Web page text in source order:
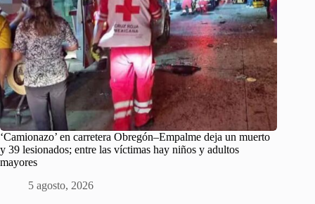
‘Camionazo’ en carretera Obregón–Empalme deja un muerto
y 39 lesionados; entre las víctimas hay niños y adultos
mayores
5 agosto, 2026